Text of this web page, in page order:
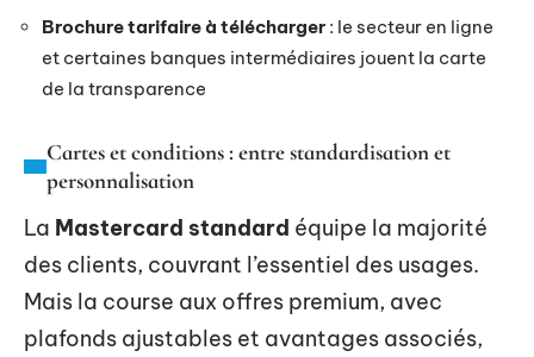
Brochure tarifaire à télécharger : le secteur en ligne
et certaines banques intermédiaires jouent la carte
de la transparence
Cartes et conditions : entre standardisation et
personnalisation
La Mastercard standard équipe la majorité
des clients, couvrant l’essentiel des usages.
Mais la course aux offres premium, avec
plafonds ajustables et avantages associés,